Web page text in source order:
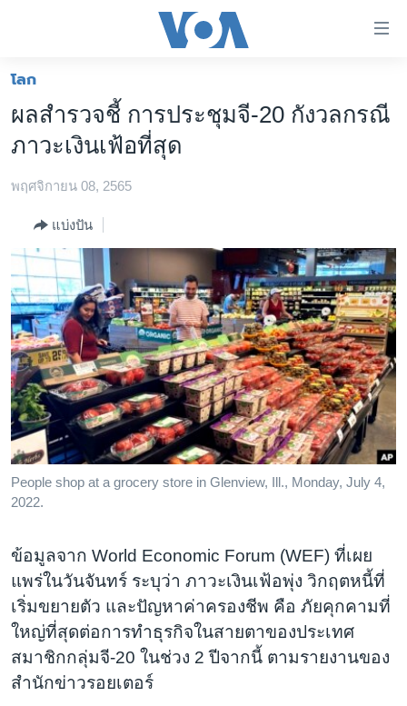
ต่อ
ไป
เนื้อหา
ข้าม
หลัก
ข้าม
ไป
การ
ค้นหา
โลก
เอเชีย
สหรัฐฯ
ไทย
ธุรกิจ
วิทยาศาสตร์
สังคมและสุขภาพ
ไลฟ์สไตล์
ตรวจสอบข่าว
เรียนรู้ภาษาอังกฤษ
พอดคาสต์
ติดตามเรา
เลือกภาษา
โลก
ผลสำรวจชี้ การประชุมจี-20 กังวลกรณี
ภาวะเงินเฟ้อที่สุด
พฤศจิกายน 08, 2565
แบ่งปัน
People shop at a grocery store in Glenview, Ill., Monday, July 4,
2022.
ข้อมูลจาก World Economic Forum (WEF) ที่เผย
แพร่ในวันจันทร์ ระบุว่า ภาวะเงินเฟ้อพุ่ง วิกฤตหนี้ที่
เริ่มขยายตัว และปัญหาค่าครองชีพ คือ ภัยคุกคามที่
ใหญ่ที่สุดต่อการทำธุรกิจในสายตาของประเทศ
สมาชิกกลุ่มจี-20 ในช่วง 2 ปีจากนี้ ตามรายงานของ
สำนักข่าวรอยเตอร์